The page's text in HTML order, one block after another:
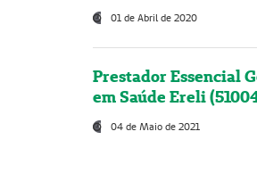
01 de Abril de 2020
Prestador Essencial
em Saúde Ereli
04 de Maio de 2021